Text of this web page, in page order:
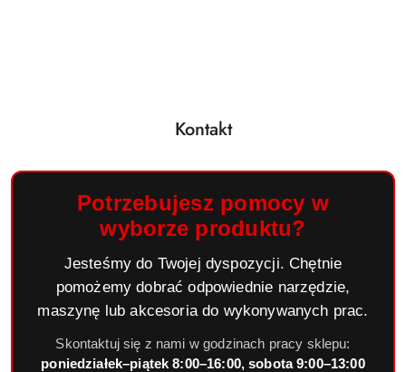
Kontakt
Potrzebujesz pomocy w
wyborze produktu?
Jesteśmy do Twojej dyspozycji. Chętnie
pomożemy dobrać odpowiednie narzędzie,
maszynę lub akcesoria do wykonywanych prac.
Skontaktuj się z nami w godzinach pracy sklepu:
poniedziałek–piątek 8:00–16:00, sobota 9:00–13:00